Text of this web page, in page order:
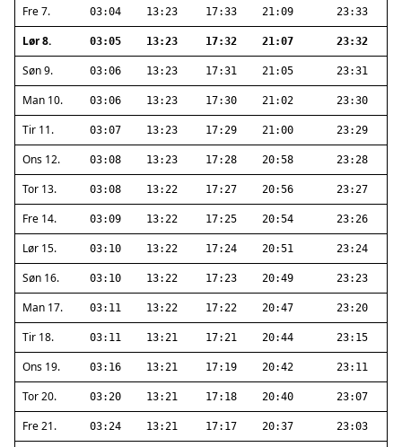
Fre 7. 03:04 13:23 17:33 21:09 23:33
Lør 8. 03:05 13:23 17:32 21:07 23:32
Søn 9. 03:06 13:23 17:31 21:05 23:31
Man 10. 03:06 13:23 17:30 21:02 23:30
Tir 11. 03:07 13:23 17:29 21:00 23:29
Ons 12. 03:08 13:23 17:28 20:58 23:28
Tor 13. 03:08 13:22 17:27 20:56 23:27
Fre 14. 03:09 13:22 17:25 20:54 23:26
Lør 15. 03:10 13:22 17:24 20:51 23:24
Søn 16. 03:10 13:22 17:23 20:49 23:23
Man 17. 03:11 13:22 17:22 20:47 23:20
Tir 18. 03:11 13:21 17:21 20:44 23:15
Ons 19. 03:16 13:21 17:19 20:42 23:11
Tor 20. 03:20 13:21 17:18 20:40 23:07
Fre 21. 03:24 13:21 17:17 20:37 23:03